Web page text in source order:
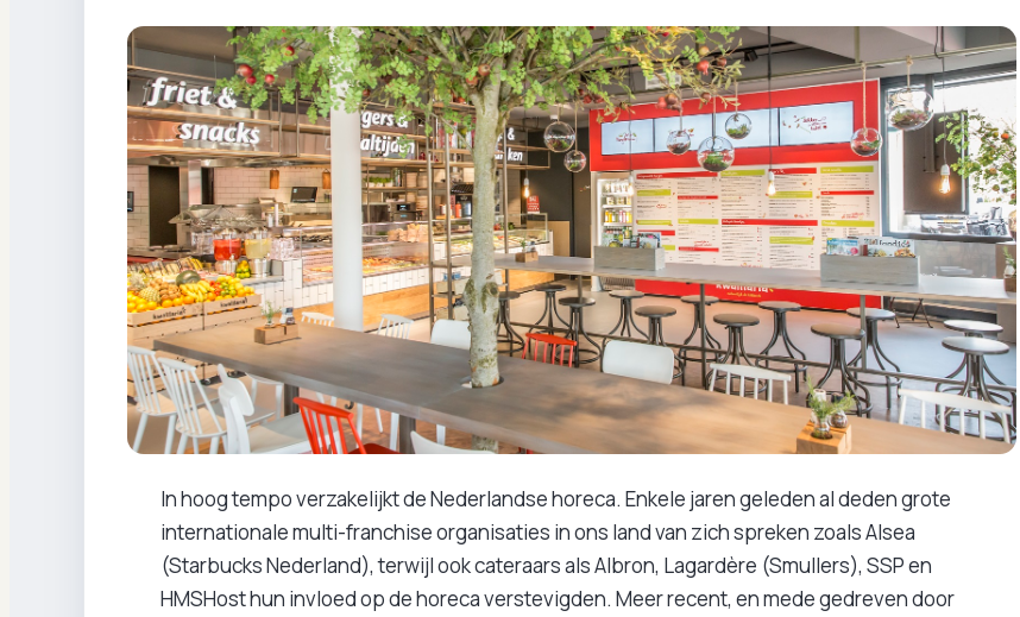
In hoog tempo verzakelijkt de Nederlandse horeca. Enkele jaren geleden al deden grote
internationale multi-franchise organisaties in ons land van zich spreken zoals Alsea
(Starbucks Nederland), terwijl ook cateraars als Albron, Lagardère (Smullers), SSP en
HMSHost hun invloed op de horeca verstevigden. Meer recent, en mede gedreven door